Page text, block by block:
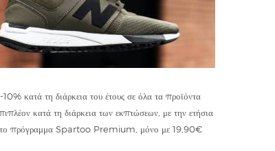
κατά τη διάρκεια του έτους σε όλα τα προϊόντα
κατά τη διάρκεια των εκπτώσεων, με την ετήσια
πρόγραμμα Spartoo Premium, μόνο με 19,90€